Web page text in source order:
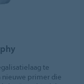
te
nieuwe primer die